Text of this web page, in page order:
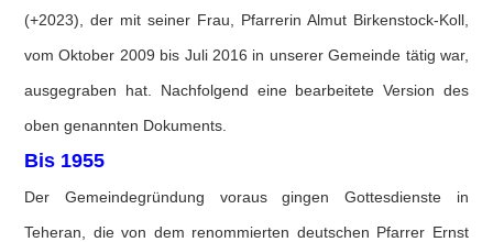
(+2023), der mit seiner Frau, Pfarrerin Almut Birkenstock-Koll,
vom Oktober 2009 bis Juli 2016 in unserer Gemeinde tätig war,
ausgegraben hat. Nachfolgend eine bearbeitete Version des
oben genannten Dokuments.
Bis 1955
Der Gemeindegründung voraus gingen Gottesdienste in
Teheran, die von dem renommierten deutschen Pfarrer Ernst